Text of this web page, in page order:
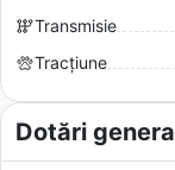
Transmisie
Tracțiune
Dotări